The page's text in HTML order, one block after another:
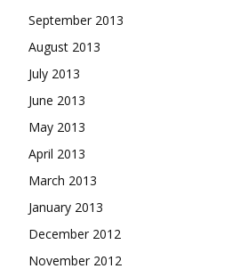
September 2013
August 2013
July 2013
June 2013
May 2013
April 2013
March 2013
January 2013
December 2012
November 2012